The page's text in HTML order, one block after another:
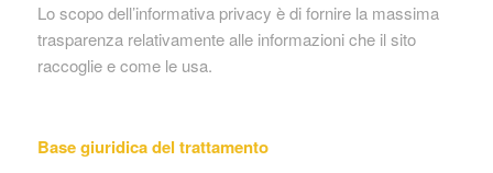
Lo scopo dell’informativa privacy è di fornire la massima
trasparenza relativamente alle informazioni che il sito
raccoglie e come le usa.
Base giuridica del trattamento